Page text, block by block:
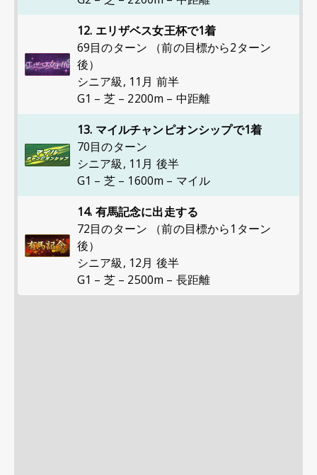
12. エリザベス女王杯で1着
69目のターン （前の目標から2ターン
後）
シニア級, 11月 前半
G1 – 芝 – 2200m – 中距離
13. マイルチャンピオンシップで1着
70目のターン
シニア級, 11月 後半
G1 – 芝 – 1600m – マイル
14. 有馬記念に出走する
72目のターン （前の目標から1ターン
後）
シニア級, 12月 後半
G1 – 芝 – 2500m – 長距離